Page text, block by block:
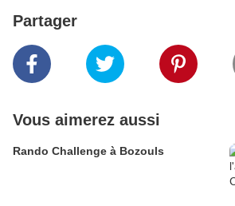
Partager
Vous aimerez aussi
Rando Challenge à Bozouls